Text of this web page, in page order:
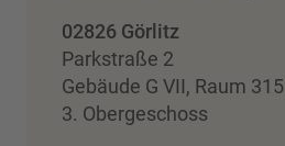
02826 Görlitz
Parkstraße 2
Gebäude G VII, Raum 315
3. Obergeschoss